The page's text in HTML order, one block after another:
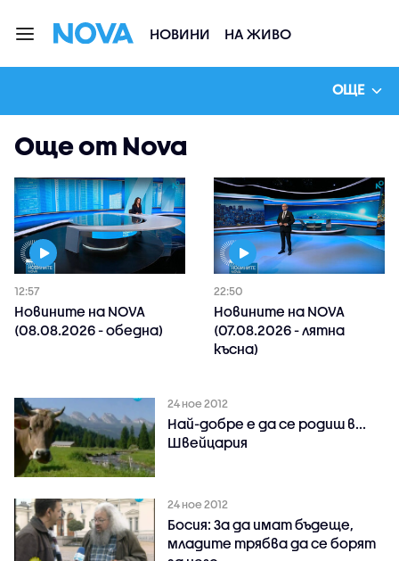
НОВИНИ НА ЖИВО
ОЩЕ
Още от Nova
12:57
Новините на NOVA
(08.08.2026 - обедна)
22:50
Новините на NOVA
(07.08.2026 - лятна
късна)
24 ное 2012
Най-добре е да се родиш в...
Швейцария
24 ное 2012
Босия: За да имат бъдеще,
младите трябва да се борят